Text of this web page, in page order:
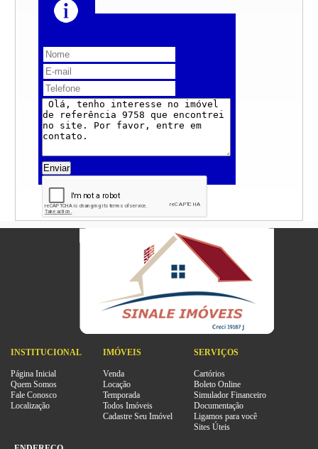
Enviar
INSTITUCIONAL
Página Inicial
Quem Somos
Fale Conosco
Localização
IMÓVEIS
Venda
Locação
Temporada
Todos Imóveis
Cadastre Seu Imóvel
SERVIÇOS
Cartórios
Boleto Online
Simulador Financeiro
Documentação
Ligamos para você
Sites Úteis